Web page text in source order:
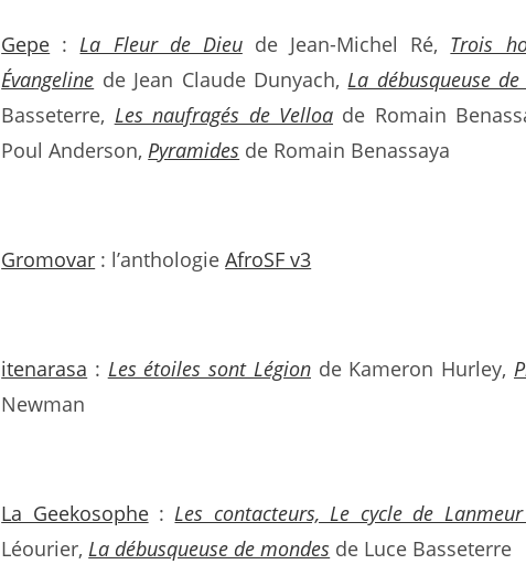
Gepe :La Fleur de Dieude Jean-Michel Ré, Trois
Évangeline de Jean Claude Dunyach,La débusqueuse
Basseterre, Les naufragés de Velloa de Romain
Poul Anderson,Pyramides de Romain Benassaya
Gromovar : l’anthologieAfroSF v3
itenarasa : Les étoiles sont Légionde Kameron Hurley,
Newman
La Geekosophe:Les contacteurs, Le cycle de
Léourier,La débusqueuse de mondes de Luce Basseterre